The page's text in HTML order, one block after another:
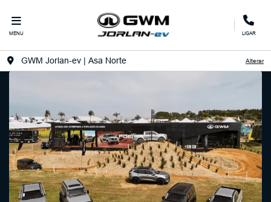
MENU LIGAR
GWM Jorlan-ev | Asa Norte Alterar